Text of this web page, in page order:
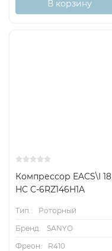
В корзину
Компрессор EACS\I 18
HC C-6RZ146H1A
Тип.:
Роторный
Бренд:
SANYO
Фреон:
R410